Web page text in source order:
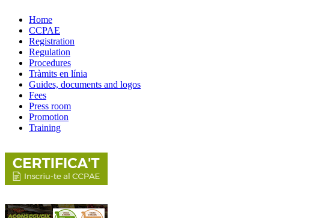
Home
CCPAE
Registration
Regulation
Procedures
Tràmits en línia
Guides, documents and logos
Fees
Press room
Promotion
Training